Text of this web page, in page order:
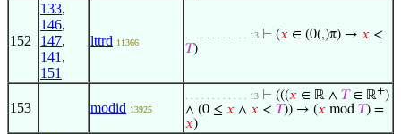
152
133,
146,
147,
141 ,
151
lttrd 11366
. . . . . . . . . . . . 13 ⊢ (𝑥 ∈ (0(,)π) → 𝑥 <
𝑇)
153 modid 13925
. . . . . . . . . . . . 13 ⊢ (((𝑥 ∈ ℝ ∧ 𝑇∈ ℝ+)
∧ (0 ≤ 𝑥 ∧ 𝑥 < 𝑇)) → (𝑥 mod 𝑇) =
𝑥)